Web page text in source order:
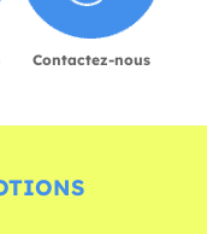
Contactez-nous